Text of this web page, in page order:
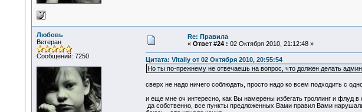
Любовь
Ветеран
Сообщений: 7250
Re: Правила
« Ответ #24 : 02 Октября 2010, 21:12:48 »
Цитата: Vitaliy от 02 Октября 2010, 20:55:54
Но ты по-прежнему не отвечаешь на вопрос, что должен делать
сверх не надо ничего соблюдать, просто надо ко всем подходить с
и еще мне оч интересно, как Вы намерены избегать троллинг и флуд в
да собственно, все пункты предложенных Вами правил Вами